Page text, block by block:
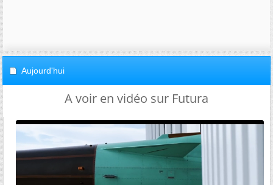
Aujourd'hui
A voir en vidéo sur Futura